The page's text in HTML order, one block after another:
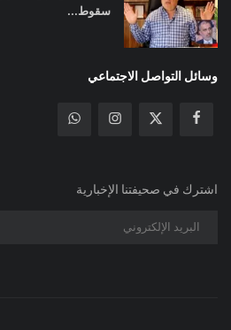
سقوط...
وسائل التواصل الاجتماعي
اشترك في صحيفتنا الإخبارية